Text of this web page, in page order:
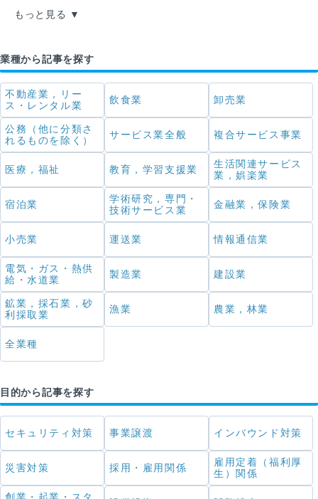
もっと見る
業種から記事を探す
不動産業，リー
ス・レンタル業
飲食業 卸売業
公務（他に分類さ
れるものを除く）
サービス業全般 複合サービス事業
医療，福祉 教育，学習支援業
生活関連サービス
業，娯楽業
宿泊業
学術研究，専門・
技術サービス業
金融業，保険業
小売業 運送業 情報通信業
電気・ガス・熱供
給・水道業
製造業 建設業
鉱業，採石業，砂
利採取業
漁業 農業，林業
全業種
目的から記事を探す
セキュリティ対策 事業譲渡 インバウンド対策
災害対策 採用・雇用関係
雇用定着（福利厚
生）関係